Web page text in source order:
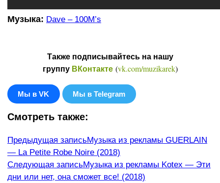
Музыка: Dave – 100M’s
Также подписывайтесь на нашу
группу ВКонтакте(vk.com/muzikarek)
Мы в VK Мы в Telegram
Смотреть также:
Еще
статьи
Предыдущая записьМузыка из рекламы GUERLAIN
— La Petite Robe Noire (2018)
Следующая записьМузыка из рекламы Kotex — Эти
дни или нет, она сможет все! (2018)